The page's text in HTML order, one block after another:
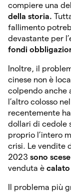
compiere una
della storia.
fallimento
devastante per
fondi
Inoltre, il
cinese non è
colpendo anche
l’altro colosso
recentemente
dollari di cedole
proprio l’intero
crisi. Le vendite
2023 sono
venduta è
Il problema più